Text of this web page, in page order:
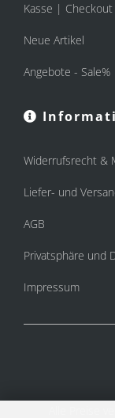
Kasse | Checkout
Neue Artikel
Angebote - Sale%
Widerrufsrecht &
Liefer- und
AGB
Privatsphäre und
Impressum